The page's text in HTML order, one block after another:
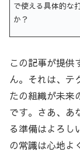
で使える具体的な
か？
この記事が提供
ん。それは、テ
たの組織が未来
です。さあ、
る準備はよろし
の常識は心地よ